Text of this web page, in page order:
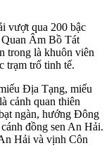
vượt qua 200 bậc
Quan Âm Bồ Tát
trong là khuôn viên
trạm trổ tinh tế.
Địa Tạng, miếu
cảnh quan thiên
ngàn, hướng Đông
đồng sen An Hải.
Hải và vịnh Côn